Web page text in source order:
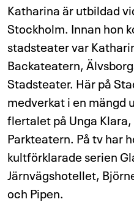
Katharina är utbildad
Stockholm. Innan hon
stadsteater var
Backateatern,
Stadsteater. Här på
medverkat i en mängd
flertalet på Unga
Parkteatern. På tv har
kultförklarade serien
Järnvägshotellet,
och Pipen.